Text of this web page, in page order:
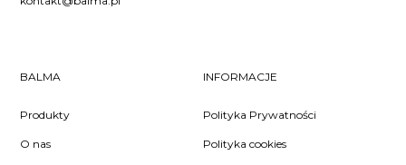
BALMA
Produkty
O nas
INFORMACJE
Polityka Prywatności
Polityka cookies